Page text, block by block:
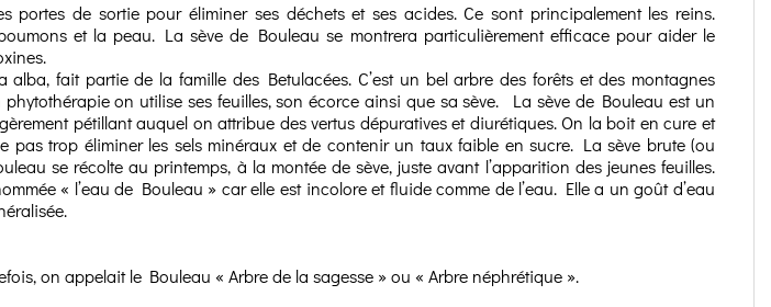
portes de sortie pour éliminer ses déchets et ses acides. Ce sont principalement les reins.
et la peau. La sève de Bouleau se montrera particulièrement efficace pour aider le
fait partie de la famille des Betulacées. C’est un bel arbre des forêts et des montagnes
phytothérapie on utilise ses feuilles, son écorce ainsi que sa sève. La sève de Bouleau est un
pétillant auquel on attribue des vertus dépuratives et diurétiques. On la boit en cure et
pas trop éliminer les sels minéraux et de contenir un taux faible en sucre. La sève brute (ou
se récolte au printemps, à la montée de sève, juste avant l’apparition des jeunes feuilles.
« l’eau de Bouleau » car elle est incolore et fluide comme de l’eau. Elle a un goût d’eau
on appelait le Bouleau « Arbre de la sagesse » ou « Arbre néphrétique ».